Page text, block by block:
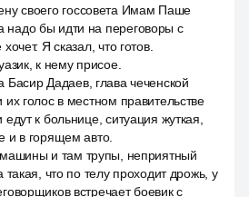
своего госсовета Имам Паше
бы идти на переговоры с
Я сказал, что готов.
к нему присое.
Басир Дадаев, глава чеченской
голос в местном правительстве
к больнице, ситуация жуткая,
и в горящем авто.
и там трупы, неприятный
такая, что по телу проходит дрожь, у
встречает боевик с